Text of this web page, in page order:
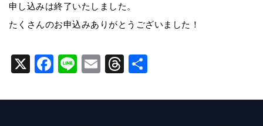
申し込みは終了いたしました。
たくさんのお申込みありがとうございました！
X
F
c
Li
e
E
ai
T
e